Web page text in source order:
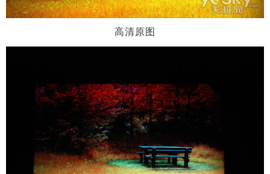
高清原图